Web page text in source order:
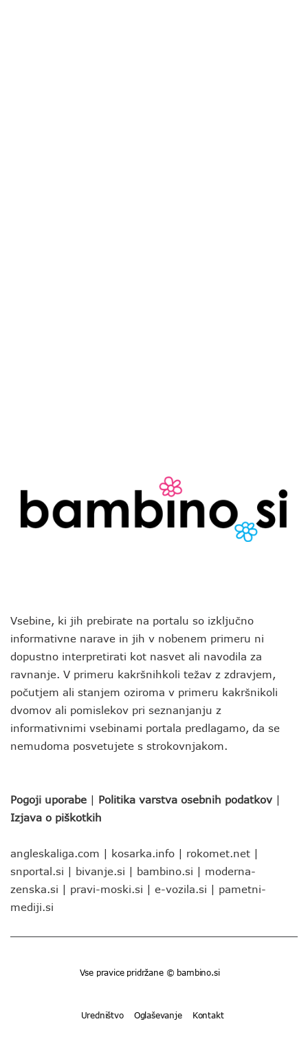
Vsebine, ki jih prebirate na portalu so izključno
informativne narave in jih v nobenem primeru ni
dopustno interpretirati kot nasvet ali navodila za
ravnanje. V primeru kakršnihkoli težav z zdravjem,
počutjem ali stanjem oziroma v primeru kakršnikoli
dvomov ali pomislekov pri seznanjanju z
informativnimi vsebinami portala predlagamo, da se
nemudoma posvetujete s strokovnjakom.
Pogoji uporabe | Politika varstva osebnih podatkov |
Izjava o piškotkih
angleskaliga.com | kosarka.info | rokomet.net |
snportal.si | bivanje.si | bambino.si | moderna-
zenska.si | pravi-moski.si | e-vozila.si | pametni-
mediji.si
Vse pravice pridržane © bambino.si
Uredništvo Oglaševanje Kontakt